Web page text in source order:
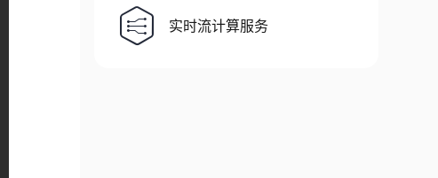
实时流计算服务